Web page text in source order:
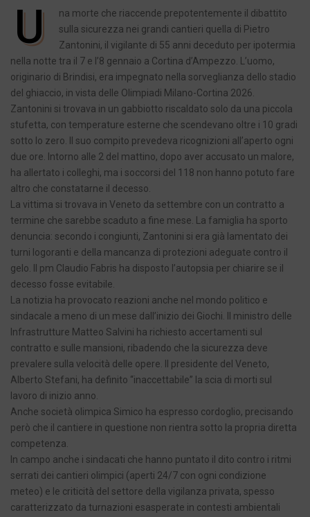
U
na morte che riaccende prepotentemente il dibattito
sulla sicurezza nei grandi cantieri quella di Pietro
Zantonini, il vigilante di 55 anni deceduto per ipotermia
nella notte tra il 7 e l’8 gennaio a Cortina d’Ampezzo. L’uomo,
originario di Brindisi, era impegnato nella sorveglianza dello stadio
del ghiaccio, in vista delle Olimpiadi Milano-Cortina 2026.
Zantonini si trovava in un gabbiotto riscaldato solo da una piccola
stufetta, con temperature esterne che scendevano oltre i 10 gradi
sotto lo zero. Il suo compito prevedeva ricognizioni all’aperto ogni
due ore. Intorno alle 2 del mattino, dopo aver accusato un malore,
ha allertato i colleghi, ma i soccorsi del 118 non hanno potuto fare
altro che constatarne il decesso.
La vittima si trovava in Veneto da settembre con un contratto a
termine che sarebbe scaduto a fine mese. La famiglia ha sporto
denuncia: secondo i congiunti, Zantonini si era già lamentato dei
turni logoranti e della mancanza di protezioni adeguate contro il
gelo. Il pm Claudio Fabris ha disposto l’autopsia per chiarire se il
decesso fosse evitabile.
La notizia ha provocato reazioni anche nel mondo politico e
sindacale a meno di un mese dall’inizio dei Giochi. Il ministro delle
Infrastrutture Matteo Salvini ha richiesto accertamenti sul
contratto e sulle mansioni, ribadendo che la sicurezza deve
prevalere sulla velocità delle opere. Il presidente del Veneto,
Alberto Stefani, ha definito “inaccettabile” la scia di morti sul
lavoro di inizio anno.
Anche società olimpica Simico ha espresso cordoglio, precisando
però che il cantiere in questione non rientra sotto la propria diretta
competenza.
In campo anche i sindacati che hanno puntato il dito contro i ritmi
serrati dei cantieri olimpici (aperti 24/7 con ogni condizione
meteo) e le criticità del settore della vigilanza privata, spesso
caratterizzato da turnazioni esasperate in contesti ambientali